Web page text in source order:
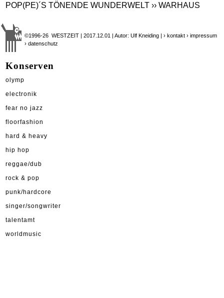
POP(PE)´S TÖNENDE WUNDERWELT ›› WARHAUS
©1996-26 WESTZEIT | 2017.12.01 | Autor: Ulf Kneiding |› kontakt › impressum
› datenschutz
Konserven
olymp
electronik
fear no jazz
floorfashion
hard & heavy
hip hop
reggae/dub
rock & pop
punk/hardcore
singer/songwriter
talentamt
worldmusic